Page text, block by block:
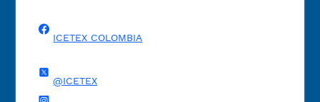
ICETEX COLOMBIA
@ICETEX